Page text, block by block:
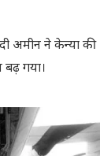
अमीन ने केन्या की
गया।